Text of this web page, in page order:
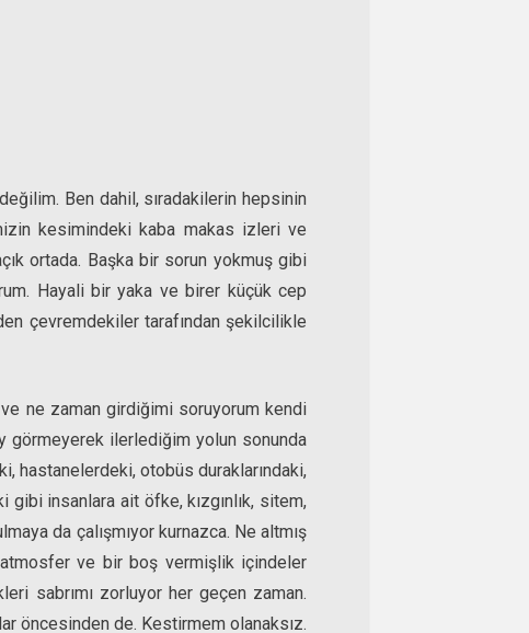
Ben dahil, sıradakilerin hepsinin
kesimindeki kaba makas izleri ve
ortada. Başka bir sorun yokmuş gibi
Hayali bir yaka ve birer küçük cep
çevremdekiler tarafından şekilcilikle
ne zaman girdiğimi soruyorum kendi
görmeyerek ilerlediğim yolun sonunda
hastanelerdeki, otobüs duraklarındaki,
gibi insanlara ait öfke, kızgınlık, sitem,
da çalışmıyor kurnazca. Ne altmış
ve bir boş vermişlik içindeler
sabrımı zorluyor her geçen zaman.
öncesinden de. Kestirmem olanaksız.